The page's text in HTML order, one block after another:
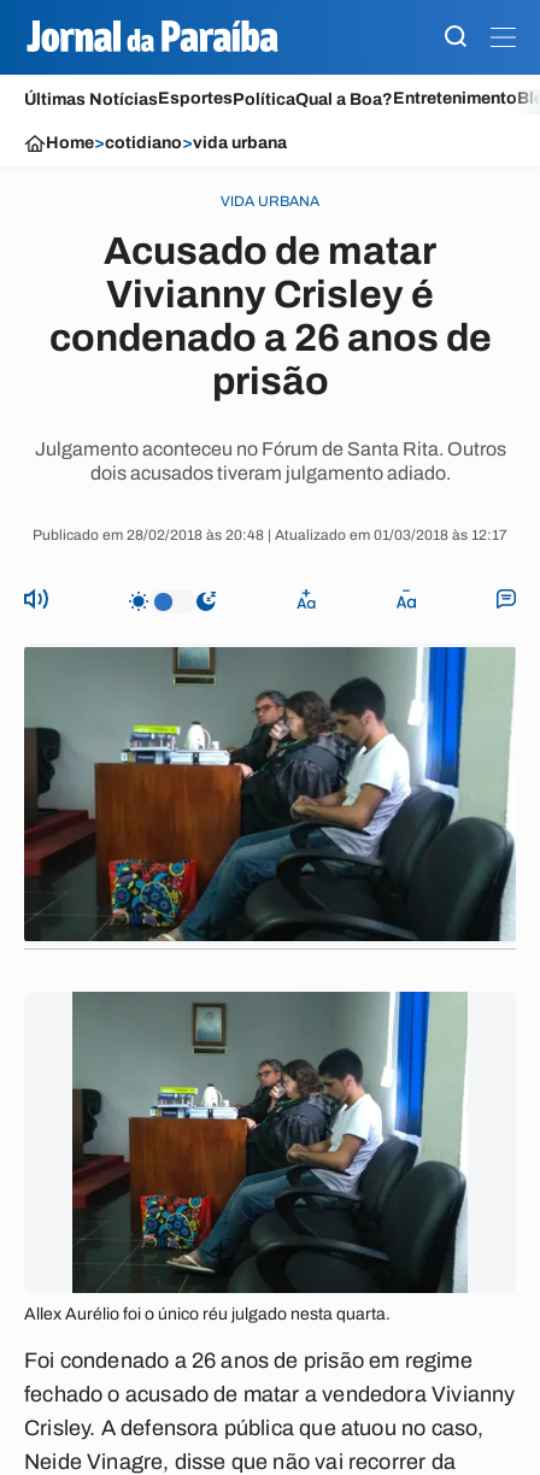
Últimas NotíciasEsportesPolíticaQual a Boa?Entretenimento
Home>cotidiano>vida urbana
VIDA URBANA
Acusado de matar
Vivianny Crisley é
condenado a 26 anos de
prisão
Julgamento aconteceu no Fórum de Santa Rita. Outros
dois acusados tiveram julgamento adiado.
Publicado em 28/02/2018 às 20:48 | Atualizado em 01/03/2018 às 12:17
Allex Aurélio foi o único réu julgado nesta quarta.
Foi condenado a 26 anos de prisão em regime
fechado o acusado de matar a vendedora Vivianny
Crisley. A defensora pública que atuou no caso,
Neide Vinagre, disse que não vai recorrer da